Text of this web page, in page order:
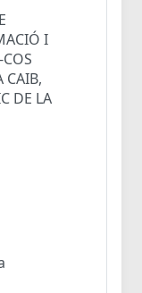
I
CAIB,
DE LA